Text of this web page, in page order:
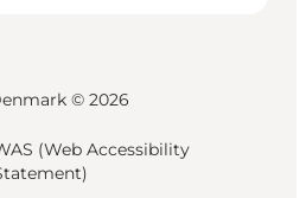
© 2026
(Web Accessibility